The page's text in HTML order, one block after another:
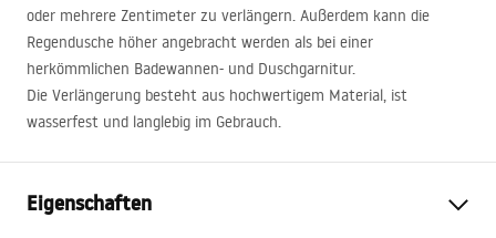
oder mehrere Zentimeter zu verlängern. Außerdem kann die
Regendusche höher angebracht werden als bei einer
herkömmlichen Badewannen- und Duschgarnitur.
Die Verlängerung besteht aus hochwertigem Material, ist
wasserfest und langlebig im Gebrauch.
Eigenschaften